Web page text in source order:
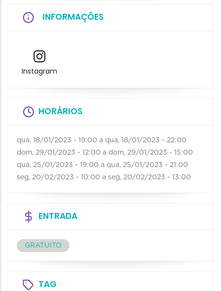
INFORMAÇÕES
Instagram
HORÁRIOS
qua, 18/01/2023 - 19:00 a qua, 18/01/2023 - 22:00
dom, 29/01/2023 - 12:00 a dom, 29/01/2023 - 15:00
qua, 25/01/2023 - 19:00 a qua, 25/01/2023 - 21:00
seg, 20/02/2023 - 10:00 a seg, 20/02/2023 - 13:00
ENTRADA
GRATUITO
TAG